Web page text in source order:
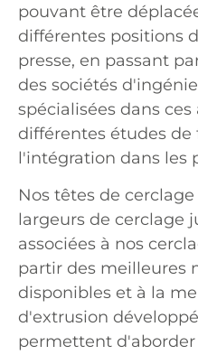
pouvant être
différentes positions
presse, en passant
des sociétés
spécialisées dans
différentes études
l'intégration dans les
Nos têtes de
largeurs de cerclage
associées à nos
partir des meilleures
disponibles et à la
d'extrusion
permettent